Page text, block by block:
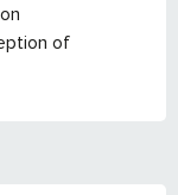
of